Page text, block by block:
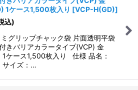
1ケース1,500枚入り [VCP-H(GD)]
込)
グリップチャック袋 片面透明平袋
きバリアカラータイプ(VCP) 金
1ケース1,500枚入り 仕様 品名：
サイズ：…